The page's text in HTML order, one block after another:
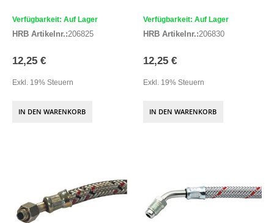
Verfügbarkeit: Auf Lager
HRB Artikelnr.:206825
12,25 €
Exkl. 19% Steuern
IN DEN WARENKORB
Verfügbarkeit: Auf Lager
HRB Artikelnr.:206830
12,25 €
Exkl. 19% Steuern
IN DEN WARENKORB